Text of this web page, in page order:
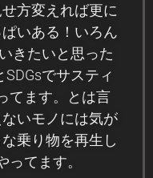
せ方変えれば更に
いある！ いろん
きたいと思った
SDGsでサスティ
ます。
とは言
いモノには気が
乗り物を再生し
てます。